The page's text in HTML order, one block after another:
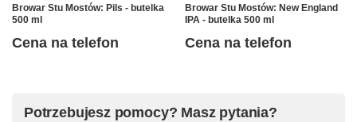
Browar Stu Mostów: Pils - butelka
500 ml
Cena na telefon
Browar Stu Mostów: New England
IPA - butelka 500 ml
Cena na telefon
Potrzebujesz pomocy? Masz pytania?